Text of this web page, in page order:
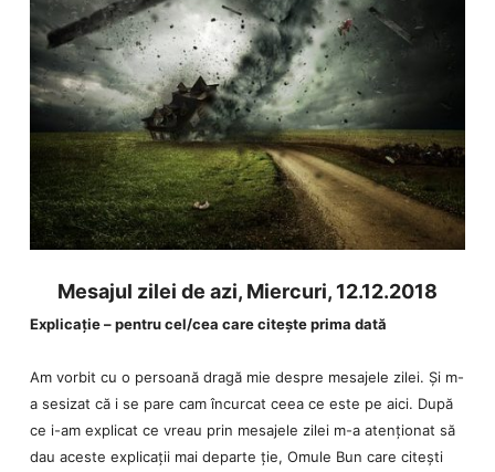
Mesajul zilei de azi, Miercuri, 12.12.2018
Explicație – pentru cel/cea care citește prima dată
Am vorbit cu o persoană dragă mie despre mesajele zilei. Și m-
a sesizat că i se pare cam încurcat ceea ce este pe aici. După
ce i-am explicat ce vreau prin mesajele zilei m-a atenționat să
dau aceste explicații mai departe ție, Omule Bun care citești